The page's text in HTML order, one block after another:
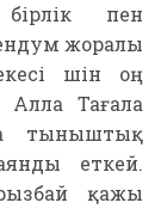
пен
жоралы
үшін оң
Алла Тағала
тыныштық
еткей.
қажы